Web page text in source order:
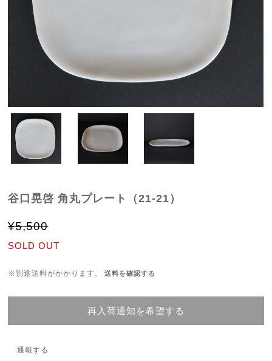
谷口晃啓 角丸プレート（21-21）
¥5,500
SOLD OUT
※別途送料がかかります。 送料を確認する
再入荷通知を希望する
通報する